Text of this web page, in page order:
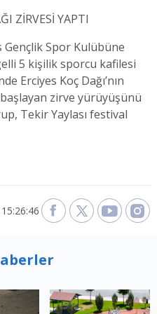
ZİRVESİ YAPTI
Spor Kulübüne
5 kişilik sporcu kafilesi
Erciyes Koç Dağı’nın
başlayan zirve yürüyüşünü
Tekir Yaylası festival